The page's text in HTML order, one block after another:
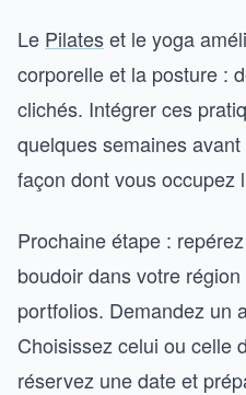
Le Pilateset le yoga
corporelle et la posture :
clichés. Intégrer ces
quelques semaines
façon dont vous occupez
Prochaine étape :
boudoir dans votre
portfolios. Demandez un
Choisissez celui ou celle
réservez une date et